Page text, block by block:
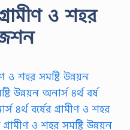
ও শহর